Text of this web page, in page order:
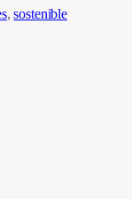
, sostenible